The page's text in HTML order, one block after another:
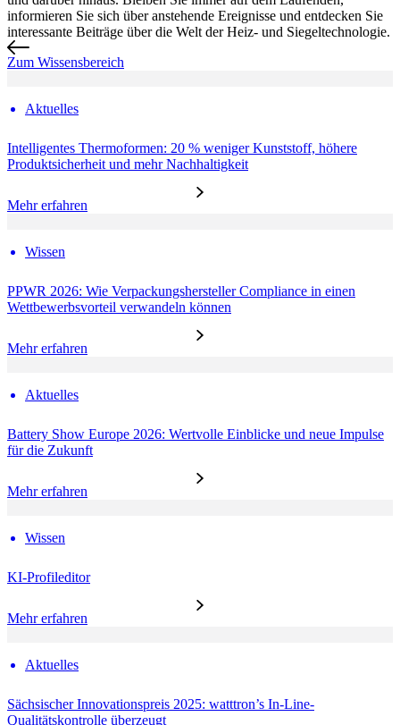
informieren Sie sich über anstehende Ereignisse und entdecken Sie
interessante Beiträge über die Welt der Heiz- und Siegeltechnologie.
Zum Wissensbereich
Aktuelles
Intelligentes Thermoformen: 20 % weniger Kunststoff, höhere
Produktsicherheit und mehr Nachhaltigkeit
Mehr erfahren
Wissen
PPWR 2026: Wie Verpackungshersteller Compliance in einen
Wettbewerbsvorteil verwandeln können
Mehr erfahren
Aktuelles
Battery Show Europe 2026: Wertvolle Einblicke und neue Impulse
für die Zukunft
Mehr erfahren
Wissen
KI-Profileditor
Mehr erfahren
Aktuelles
Sächsischer Innovationspreis 2025: watttron’s In-Line-
Qualitätskontrolle überzeugt